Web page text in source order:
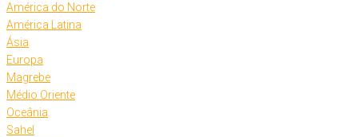
América do Norte
América Latina
Ásia
Europa
Magrebe
Médio Oriente
Oceânia
Sahel